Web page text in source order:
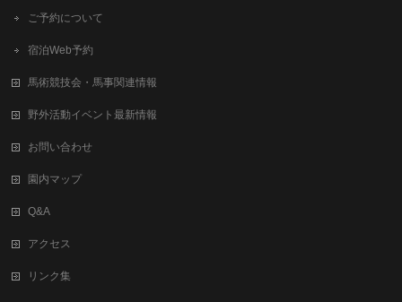
ご予約について
宿泊Web予約
馬術競技会・馬事関連情報
野外活動イベント最新情報
お問い合わせ
園内マップ
Q&A
アクセス
リンク集